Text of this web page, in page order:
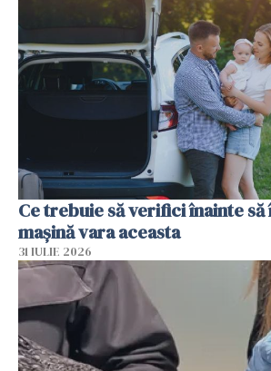
Ce trebuie să verifici înainte
mașină vara aceasta
31 IULIE 2026